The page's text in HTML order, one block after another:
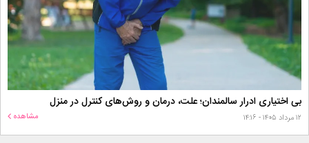
بی اختیاری ادرار سالمندان؛ علت، درمان و روش‌های کنترل در منزل
۱۲ مرداد ۱۴۰۵ - ۱۴:۱۶ مشاهده